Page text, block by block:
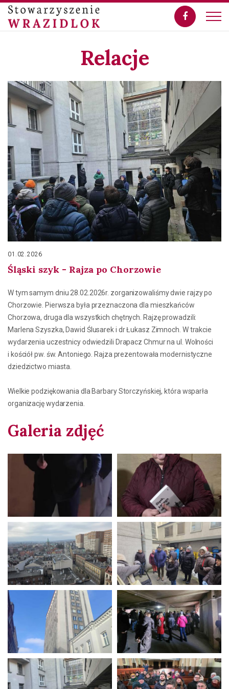
Relacje
01.02.2026
Śląski szyk - Rajza po Chorzowie
W tym samym dniu 28.02.2026r. zorganizowaliśmy dwie rajzy po
Chorzowie. Pierwsza była przeznaczona dla mieszkańców
Chorzowa, druga dla wszystkich chętnych. Rajzę prowadzili:
Marlena Szyszka, Dawid Ślusarek i dr Łukasz Zimnoch. W trakcie
wydarzenia uczestnicy odwiedzili Drapacz Chmur na ul. Wolności
i kościół pw. św. Antoniego. Rajza prezentowała modernistyczne
dziedzictwo miasta.
Wielkie podziękowania dla Barbary Storczyńskiej, która wsparła
organizację wydarzenia.
Galeria zdjęć